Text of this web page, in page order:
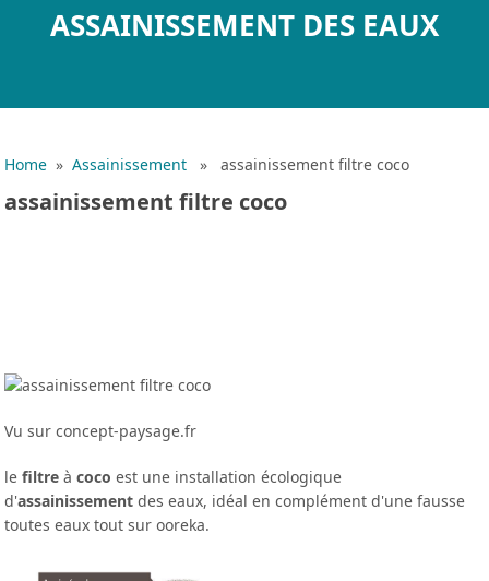
ASSAINISSEMENT DES EAUX
Home »Assainissement » assainissement filtre coco
assainissement filtre coco
Vu sur concept-paysage.fr
lefiltre àcoco est une installation écologique
d'assainissement des eaux, idéal en complément d'une fausse
toutes eaux tout sur ooreka.